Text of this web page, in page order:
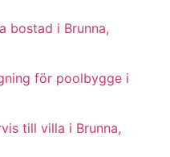
bostad i Brunna,
för poolbygge i
till villa i Brunna,